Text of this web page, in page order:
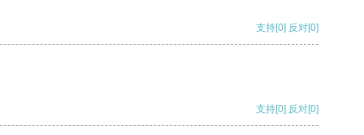
支持[0] 反对[0]
支持[0] 反对[0]